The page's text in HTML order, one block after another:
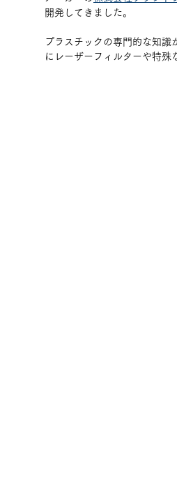
開発してきました。
プラスチックの専門的な知識
にレーザーフィルターや特殊